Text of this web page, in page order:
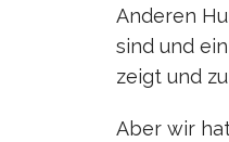
Anderen
sind und
zeigt und
Aber wir